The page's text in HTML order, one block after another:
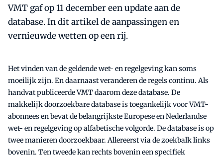
VMT gaf op 11 december een update aan de
database. In dit artikel de aanpassingen en
vernieuwde wetten op een rij.
Het vinden van de geldende wet- en regelgeving kan soms
moeilijk zijn. En daarnaast veranderen de regels continu. Als
handvat publiceerde VMT daarom deze database. De
makkelijk doorzoekbare database is toegankelijk voor VMT-
abonnees en bevat de belangrijkste Europese en Nederlandse
wet- en regelgeving op alfabetische volgorde. De database is op
twee manieren doorzoekbaar. Allereerst via de zoekbalk links
bovenin. Ten tweede kan rechts bovenin een specifiek